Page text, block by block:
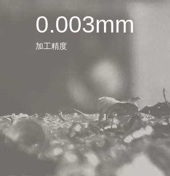
0.003mm
加工精度